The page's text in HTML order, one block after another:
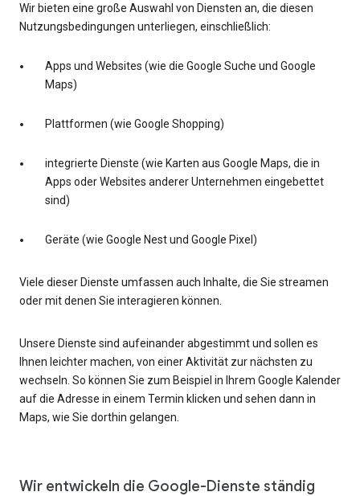
Wir bieten eine große Auswahl von Diensten an, die diesen
Nutzungsbedingungen unterliegen, einschließlich:
Apps und Websites (wie die Google Suche und Google
Maps)
Plattformen (wie Google Shopping)
integrierte Dienste (wie Karten aus Google Maps, die in
Apps oder Websites anderer Unternehmen eingebettet
sind)
Geräte (wie Google Nest und Google Pixel)
Viele dieser Dienste umfassen auch Inhalte, die Sie streamen
oder mit denen Sie interagieren können.
Unsere Dienste sind aufeinander abgestimmt und sollen es
Ihnen leichter machen, von einer Aktivität zur nächsten zu
wechseln. So können Sie zum Beispiel in Ihrem Google Kalender
auf die Adresse in einem Termin klicken und sehen dann in
Maps, wie Sie dorthin gelangen.
Wir entwickeln die Google-Dienste ständig